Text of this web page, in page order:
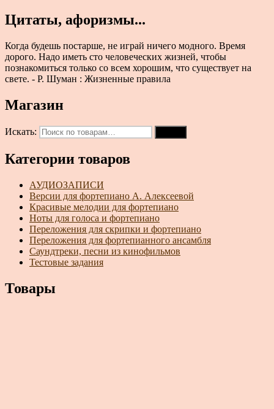
Цитаты, афоризмы...
Когда будешь постарше, не играй ничего модного. Время
дорого. Надо иметь сто человеческих жизней, чтобы
познакомиться только со всем хорошим, что существует на
свете. - Р. Шуман : Жизненные правила
Магазин
Искать:
Категории товаров
АУДИОЗАПИСИ
Версии для фортепиано А. Алексеевой
Красивые мелодии для фортепиано
Ноты для голоса и фортепиано
Переложения для скрипки и фортепиано
Переложения для фортепианного ансамбля
Саундтреки, песни из кинофильмов
Тестовые задания
Товары